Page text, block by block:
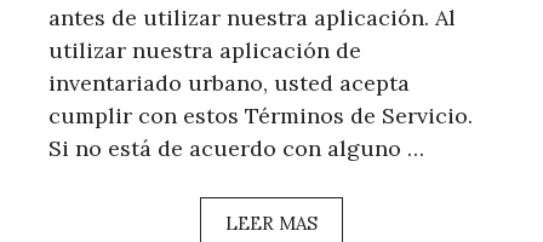
antes de utilizar nuestra aplicación. Al
utilizar nuestra aplicación de
inventariado urbano, usted acepta
cumplir con estos Términos de Servicio.
Si no está de acuerdo con alguno …
LEER MAS